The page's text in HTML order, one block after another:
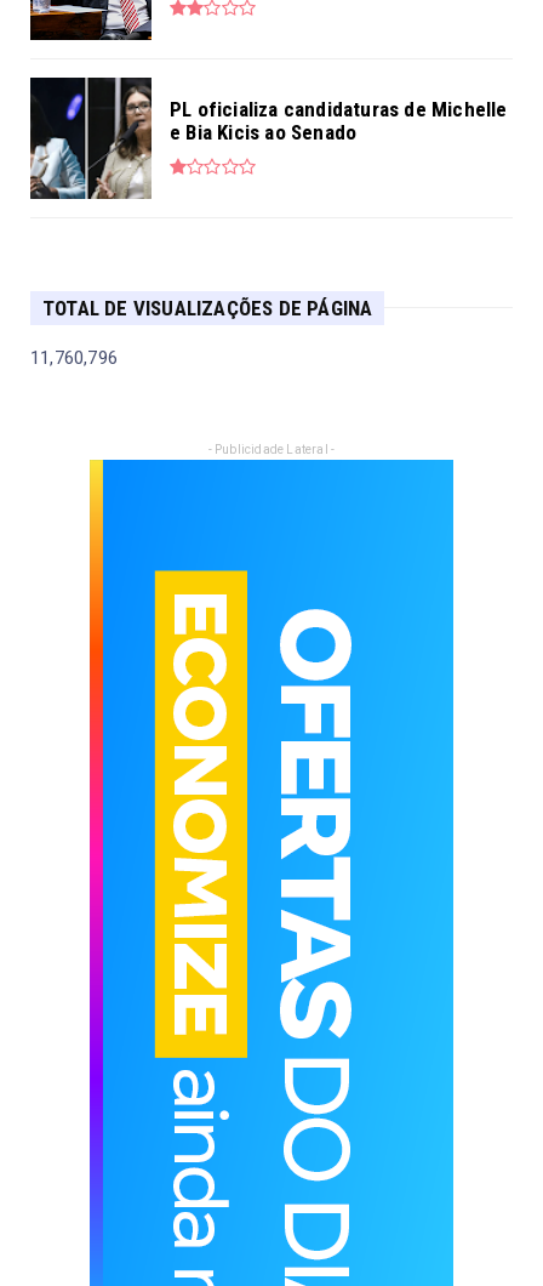
PL oficializa candidaturas de Michelle
e Bia Kicis ao Senado
TOTAL DE VISUALIZAÇÕES DE PÁGINA
11,760,796
- Publicidade Lateral -